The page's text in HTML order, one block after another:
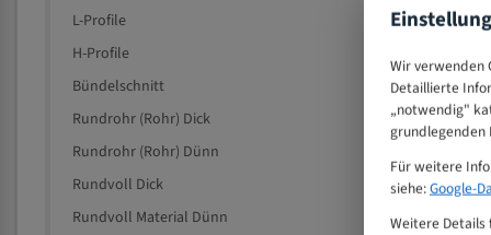
L-Profile
H-Profile
Bündelschnitt
Rundrohr (Rohr) Dick
Rundrohr (Rohr) Dünn
Rundvoll Dick
Rundvoll Material Dünn
Wir verwenden
Detaillierte
„notwendig"
grundlegenden
Für weitere
siehe:Google-
Weitere Details